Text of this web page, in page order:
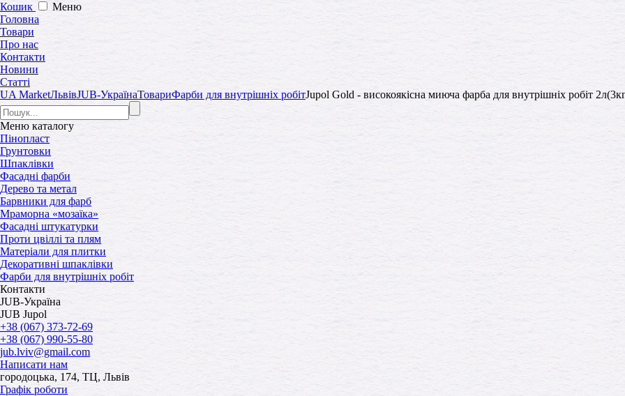
Кошик
Меню
Головна
Товари
Про нас
Контакти
Новини
Статті
UA MarketЛьвівJUB-УкраїнаТовариФарби для внутрішніх робітJupol Gold - високоякісна миюча фарба для внутрішніх робіт
Меню каталогу
Пінопласт
Грунтовки
Шпаклівки
Фасадні фарби
Дерево та метал
Барвники для фарб
Мраморна «мозаїка»
Фасадні штукатурки
Проти цвіллі та плям
Матеріали для плитки
Декоративні шпаклівки
Фарби для внутрішніх робіт
Контакти
JUB-Україна
JUB Jupol
+38 (067) 373-72-69
+38 (067) 990-55-80
jub.lviv@gmail.com
Написати нам
городоцька, 174, ТЦ, Львів
Графік роботи